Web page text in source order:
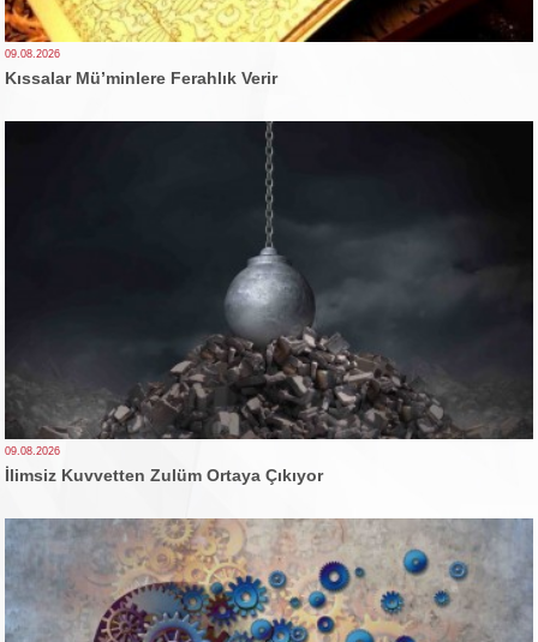
09.08.2026
Kıssalar Mü’minlere Ferahlık Verir
09.08.2026
İlimsiz Kuvvetten Zulüm Ortaya Çıkıyor